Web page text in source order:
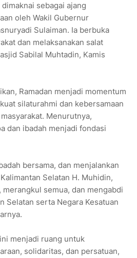
sebagai ajang
oleh Wakil Gubernur
Sulaiman. Ia berbuka
dan melaksanakan salat
Sabilal Muhtadin, Kamis
Ramadan menjadi momentum
silaturahmi dan kebersamaan
Menurutnya,
dan ibadah menjadi fondasi
bersama, dan menjalankan
Selatan H. Muhidin,
semua, dan mengabdi
Selatan serta Negara Kesatuan
menjadi ruang untuk
solidaritas, dan persatuan,